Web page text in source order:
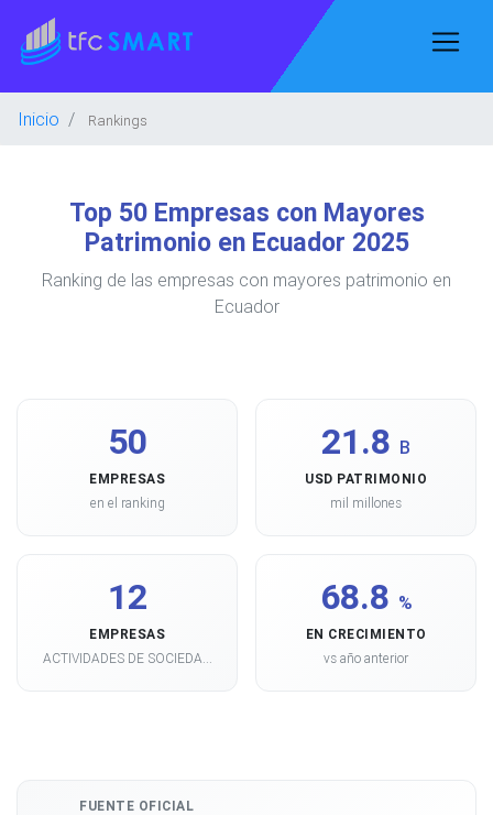
Inicio Rankings
Top 50 Empresas con Mayores
Patrimonio en Ecuador 2025
Ranking de las empresas con mayores patrimonio en
Ecuador
50
EMPRESAS
en el ranking
21.8 B
USD PATRIMONIO
mil millones
12
EMPRESAS
ACTIVIDADES DE SOCIEDA...
68.8 %
EN CRECIMIENTO
vs año anterior
FUENTE OFICIAL